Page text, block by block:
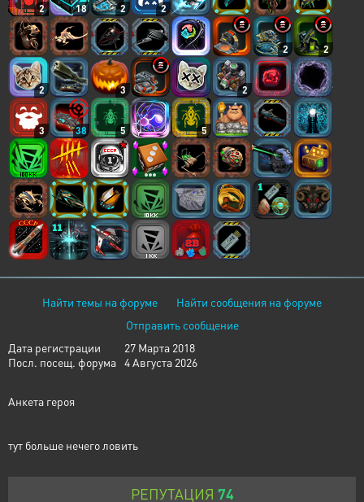
2 18 2 2
2 2
2 3 2
3 38 5 5
Найти темы на форуме
Найти сообщения на форуме
Отправить сообщение
Дата регистрации
27 Марта 2018
Посл. посещ. форума 4 Августа 2026
Анкета героя
тут больше нечего ловить
РЕПУТАЦИЯ 74